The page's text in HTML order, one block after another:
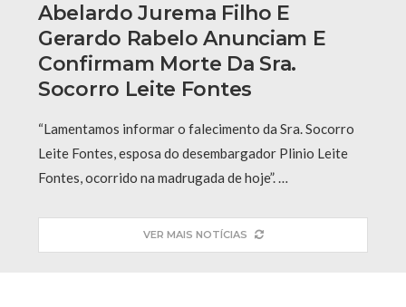
Abelardo Jurema Filho E
Gerardo Rabelo Anunciam E
Confirmam Morte Da Sra.
Socorro Leite Fontes
“Lamentamos informar o falecimento da Sra. Socorro
Leite Fontes, esposa do desembargador Plinio Leite
Fontes, ocorrido na madrugada de hoje”. …
VER MAIS NOTÍCIAS